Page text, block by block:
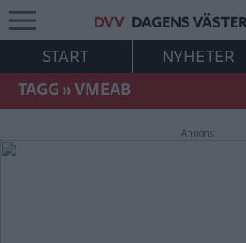
START NYHETER
TAGG»VMEAB
Annons: